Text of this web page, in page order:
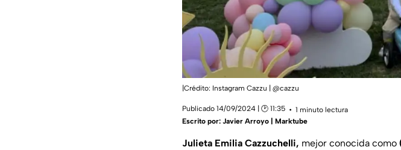
|Crédito: Instagram Cazzu | @cazzu
Publicado 14/09/2024 | 🕑 11:35
1 minuto lectura
Escrito por: Javier Arroyo | Marktube
Julieta Emilia Cazzuchelli, mejor conocida como